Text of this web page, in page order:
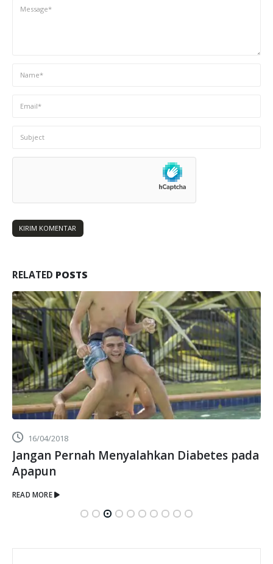
RELATED POSTS
27/11/2019
Pergi berlibur – jangan lupakan BGL Anda!
READ MORE